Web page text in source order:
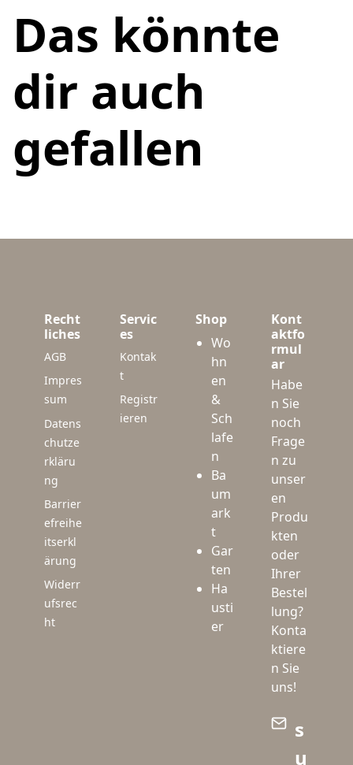
Das könnte
dir auch
gefallen
Recht
liches
AGB
Impres
sum
Datens
chutze
rkläru
ng
Barrier
efreihe
itserkl
ärung
Widerr
ufsrec
ht
Servic
es
Kontak
t
Registr
ieren
Shop
Wo
hn
en
&
Sch
lafe
n
Ba
um
ark
t
Gar
ten
Ha
usti
er
Kont
aktfo
rmul
ar
Habe
n Sie
noch
Frage
n zu
unser
en
Produ
kten
oder
Ihrer
Bestel
lung?
Konta
ktiere
n Sie
uns!
s
u